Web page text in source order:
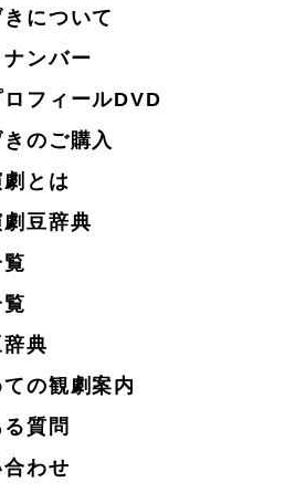
について
ンバー
ロフィールDVD
のご購入
とは
豆辞典
典
の観劇案内
質問
わせ